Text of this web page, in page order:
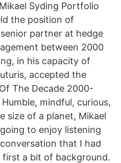
Syding Portfolio
the position of
partner at hedge
between 2000
in his capacity of
accepted the
The Decade 2000-
mindful, curious,
size of a planet, Mikael
to enjoy listening
that I had
a bit of background.